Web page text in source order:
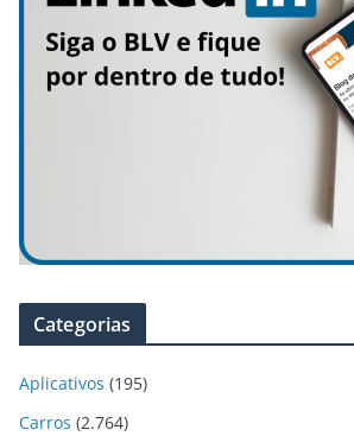
Categorias
Aplicativos (195)
Carros (2.764)